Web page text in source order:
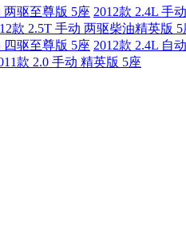
两驱至尊版 5座 2012款 2.4L 手
款 2.5T 手动 两驱柴油精英版 5
四驱至尊版 5座 2012款 2.4L 自
款 2.0 手动 精英版 5座